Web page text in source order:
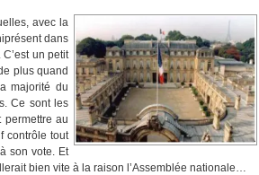
avec la
dans
un petit
plus quand
majorité du
Ce sont les
permettre au
contrôle tout
son vote. Et
bien vite à la raison l’Assemblée nationale…